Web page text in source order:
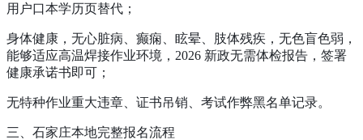
用户口本学历页替代；
身体健康，无心脏病、癫痫、眩晕、肢体残疾，无色盲色弱，
能够适应高温焊接作业环境，2026 新政无需体检报告，签署
健康承诺书即可；
无特种作业重大违章、证书吊销、考试作弊黑名单记录。
三、石家庄本地完整报名流程